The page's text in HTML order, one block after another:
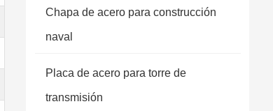
Chapa de acero para construcción
naval
Placa de acero para torre de
transmisión